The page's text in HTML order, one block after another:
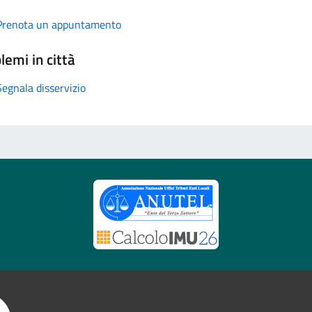
un appuntamento
in città
disservizio